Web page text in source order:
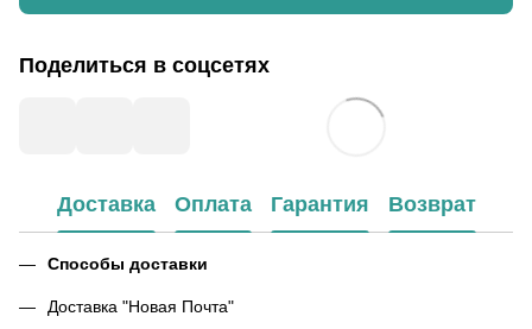
Поделиться в соцсетях
Доставка Оплата Гарантия Возврат
Способы доставки
Доставка "Новая Почта"